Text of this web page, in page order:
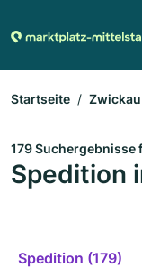
Startseite Zwickau
179 Suchergebnisse
Spedition
Spedition (179)